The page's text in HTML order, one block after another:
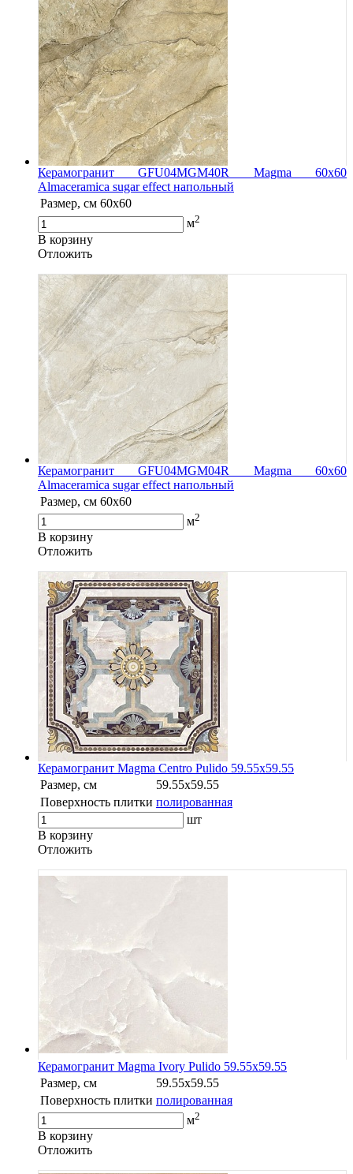
Керамогранит GFU04MGM40R Magma 60x60
Almaceramica sugar effect напольный
Размер, см 60x60
м2
В корзину
Oтложить
Керамогранит GFU04MGM04R Magma 60x60
Almaceramica sugar effect напольный
Размер, см 60x60
м2
В корзину
Oтложить
Керамогранит Magma Centro Pulido 59.55х59.55
Размер, см
59.55x59.55
Поверхность плитки полированная
шт
В корзину
Oтложить
Керамогранит Magma Ivory Pulido 59.55x59.55
Размер, см
59.55x59.55
Поверхность плитки полированная
м2
В корзину
Oтложить